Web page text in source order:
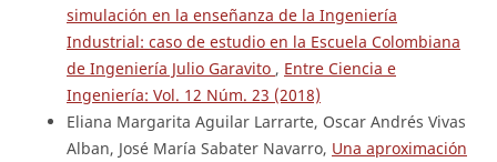
simulación en la enseñanza de la Ingeniería
Industrial: caso de estudio en la Escuela Colombiana
de Ingeniería Julio Garavito , Entre Ciencia e
Ingeniería: Vol. 12 Núm. 23 (2018)
Eliana Margarita Aguilar Larrarte, Oscar Andrés Vivas
Alban, José María Sabater Navarro, Una aproximación